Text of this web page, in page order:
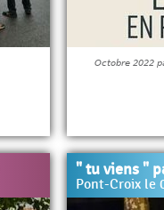
Octobre 2022
" tu viens "
Pont-Croix le